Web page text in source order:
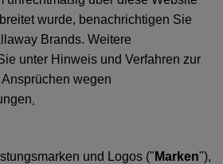
wurde, benachrichtigen Sie
Brands. Weitere
unter Hinweis und Verfahren zur
wegen
.
und Logos (" Marken"),